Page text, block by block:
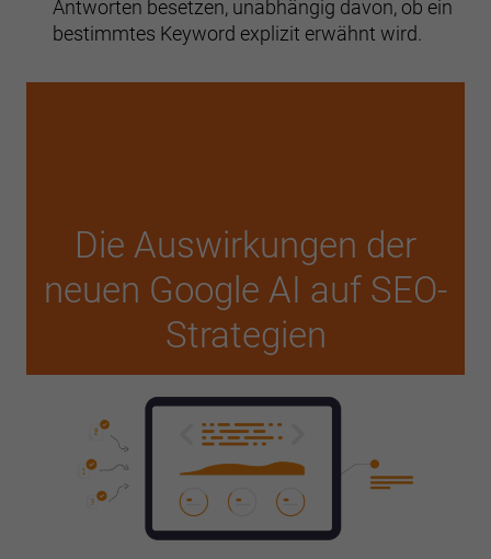
Antworten besetzen, unabhängig davon, ob ein
bestimmtes Keyword explizit erwähnt wird.
Die Auswirkungen der
neuen Google AI auf SEO-
Strategien